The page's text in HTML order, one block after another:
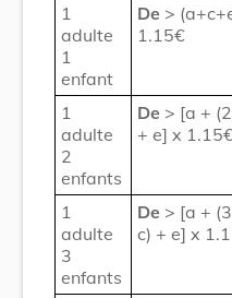
1
adulte
1
enfant
De >
1.15€
1
adulte
2
enfants
De > [a +
+ e] x
1
adulte
3
enfants
De > [a +
c) + e] x